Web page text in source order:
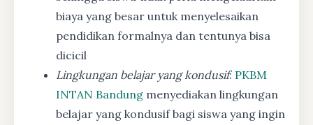
biaya yang besar untuk menyelesaikan
pendidikan formalnya dan tentunya bisa
dicicil
Lingkungan belajar yang kondusif: PKBM
INTAN Bandung menyediakan lingkungan
belajar yang kondusif bagi siswa yang ingin